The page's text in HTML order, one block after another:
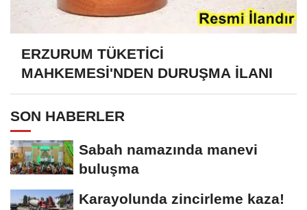
ERZURUM TÜKETİCİ
MAHKEMESİ'NDEN DURUŞMA İLANI
SON HABERLER
Sabah namazında manevi
buluşma
Karayolunda zincirleme kaza!